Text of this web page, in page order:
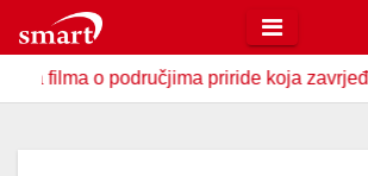
to
contento područjima priride koja zavrjeđuju